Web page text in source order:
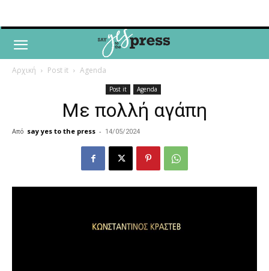
Αρχική Post it Agenda
Post it Agenda
Με πολλή αγάπη
Από say yes to the press - 14/05/2024